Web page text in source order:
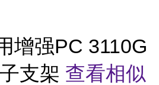
增强PC 3110G
支架 查看相似